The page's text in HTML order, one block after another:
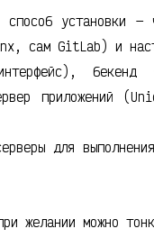
способ установки
сам GitLab) и
приложений
для
желании можно